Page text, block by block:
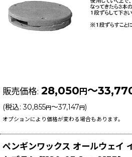
販売価格: 28,050 円 ～
(税込: 30,855円～37,147円)
オプションにより価格が変わる場合もあります。
ペンギンワックス オールウェイ